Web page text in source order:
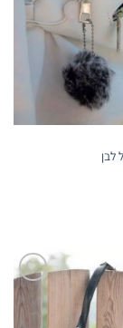
לבן